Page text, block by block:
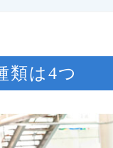
類は4つ